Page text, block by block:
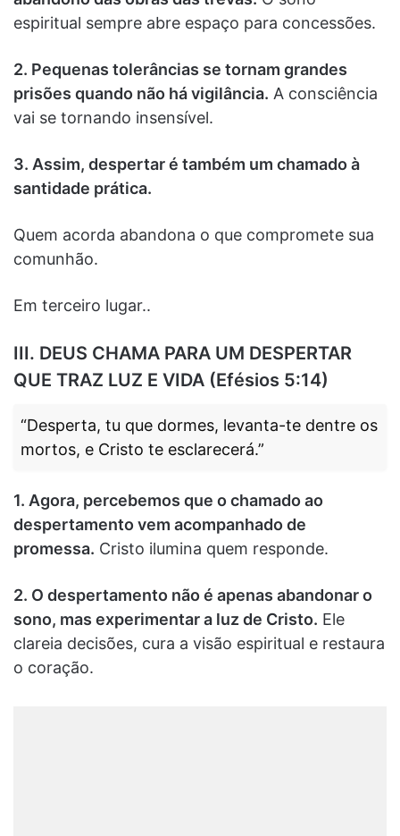
espiritual sempre abre espaço para concessões.
2. Pequenas tolerâncias se tornam grandes
prisões quando não há vigilância. A consciência
vai se tornando insensível.
3. Assim, despertar é também um chamado à
santidade prática.
Quem acorda abandona o que compromete sua
comunhão.
Em terceiro lugar..
III. DEUS CHAMA PARA UM DESPERTAR
QUE TRAZ LUZ E VIDA (Efésios 5:14)
“Desperta, tu que dormes, levanta-te dentre os
mortos, e Cristo te esclarecerá.”
1. Agora, percebemos que o chamado ao
despertamento vem acompanhado de
promessa. Cristo ilumina quem responde.
2. O despertamento não é apenas abandonar o
sono, mas experimentar a luz de Cristo. Ele
clareia decisões, cura a visão espiritual e restaura
o coração.